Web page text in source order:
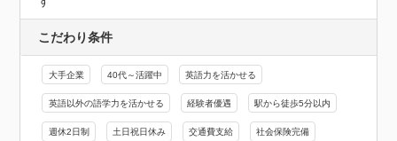
こだわり条件
大手企業 40代～活躍中 英語力を活かせる
英語以外の語学力を活かせる 経験者優遇 駅から徒歩5分以内
週休2日制 土日祝日休み 交通費支給 社会保険完備